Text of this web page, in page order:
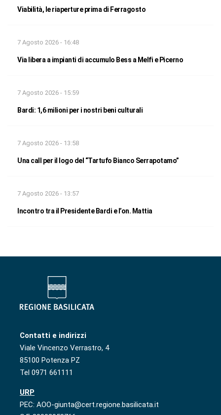
Viabilità, le riaperture prima di Ferragosto
7 Agosto 2026 - 16:48
Via libera a impianti di accumulo Bess a Melfi e Picerno
7 Agosto 2026 - 15:59
Bardi: 1,6 milioni per i nostri beni culturali
7 Agosto 2026 - 13:58
Una call per il logo del “Tartufo Bianco Serrapotamo”
7 Agosto 2026 - 13:57
Incontro tra il Presidente Bardi e l’on. Mattia
Contatti e indirizzi
Viale Vincenzo Verrastro, 4
85100 Potenza PZ
Tel 0971 661111
URP
PEC: AOO-giunta@cert.regione.basilicata.it